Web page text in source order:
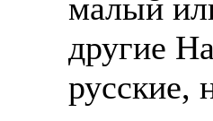
малый
другие
русские,